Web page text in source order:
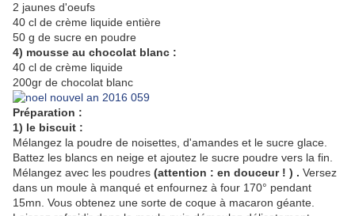
2 jaunes d'oeufs
40 cl de crème liquide entière
50 g de sucre en poudre
4) mousse au chocolat blanc :
40 cl de crème liquide
200gr de chocolat blanc
Préparation :
1) le biscuit :
Mélangez la poudre de noisettes, d'amandes et le sucre glace.
Battez les blancs en neige et ajoutez le sucre poudre vers la fin.
Mélangez avec les poudres (attention : en douceur ! ) . Versez
dans un moule à manqué et enfournez à four 170° pendant
15mn. Vous obtenez une sorte de coque à macaron géante.